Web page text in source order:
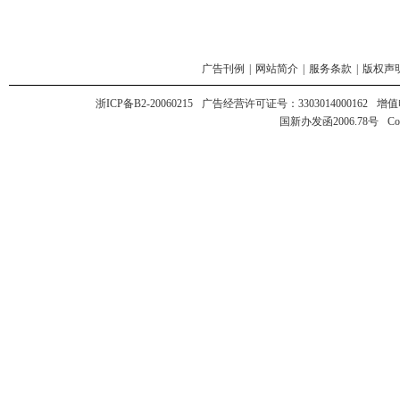
广告刊例 网站简介 服务条款 版权声
浙ICP备B2-20060215 广告经营许可证号：3303014000162
增
国新办发函2006.78号